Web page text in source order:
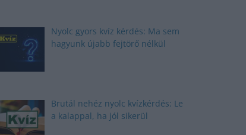
Nyolc gyors kvíz kérdés: Ma sem
hagyunk újabb fejtörő nélkül
Brutál nehéz nyolc kvízkérdés: Le
a kalappal, ha jól sikerül